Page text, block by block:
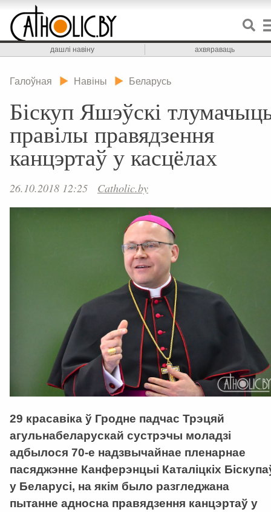
дашлі навіну ахвяраваць
Галоўная Навіны Беларусь
Біскуп Яшэўскі
правілы правядзення
канцэртаў у касцёлах
26.10.2018 12:25 Catholic.by
29 красавіка ў Гродне падчас Трэцяй
агульнабеларускай сустрэчы моладзі
адбылося 70-е надзвычайнае пленарнае
пасяджэнне Канферэнцыі Каталіцкіх
у Беларусі, на якім было разгледжана
пытанне адносна правядзення канцэртаў у